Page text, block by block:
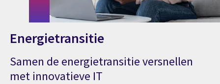
Energietransitie
Samen de energietransitie versnellen
met innovatieve IT